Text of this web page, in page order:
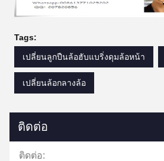
Tags:
เปลี่ยนลูกปืนล้อฮับแบริ่งดุมล้อหน้า
เปลี่ยนล้อกลางล้อ
ติดต่อ
ติดต่อ: